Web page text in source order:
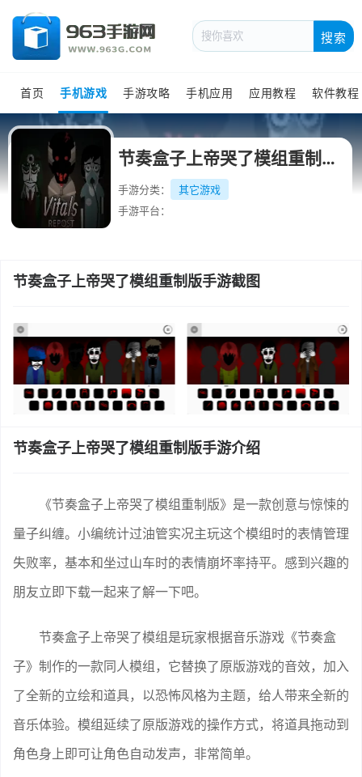
搜索
首页 手机游戏 手游攻略 手机应用 应用教程 软件教程
节奏盒子上帝哭了模组重制版官方最新版
手游分类：
其它游戏
手游平台：
节奏盒子上帝哭了模组重制版手游截图
节奏盒子上帝哭了模组重制版手游介绍
《节奏盒子上帝哭了模组重制版》是一款创意与惊悚的
量子纠缠。小编统计过油管实况主玩这个模组时的表情管理
失败率，基本和坐过山车时的表情崩坏率持平。感到兴趣的
朋友立即下载一起来了解一下吧。
节奏盒子上帝哭了模组是玩家根据音乐游戏《节奏盒
子》制作的一款同人模组，它替换了原版游戏的音效，加入
了全新的立绘和道具，以恐怖风格为主题，给人带来全新的
音乐体验。模组延续了原版游戏的操作方式，将道具拖动到
角色身上即可让角色自动发声，非常简单。